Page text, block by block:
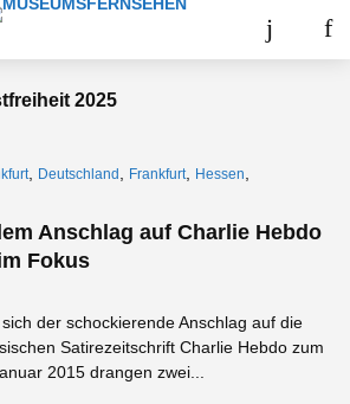
2025
Deutschland Frankfurt Hessen
Anschlag auf Charlie Hebdo
Fokus
der schockierende Anschlag auf die
Satirezeitschrift Charlie Hebdo zum
2015 drangen zwei...